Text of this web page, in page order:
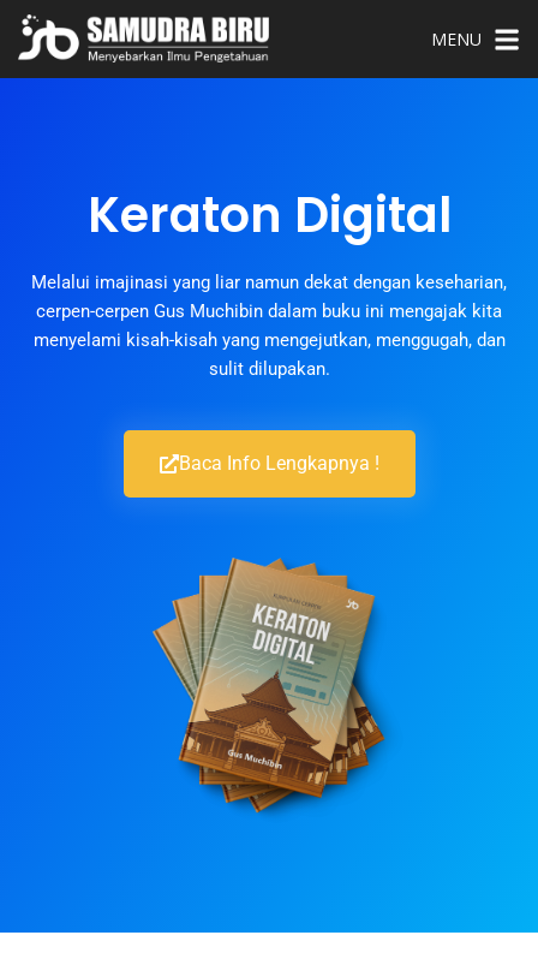
MENU
Keraton Digital
Melalui imajinasi yang liar namun dekat dengan keseharian,
cerpen-cerpen Gus Muchibin dalam buku ini mengajak kita
menyelami kisah-kisah yang mengejutkan, menggugah, dan
sulit dilupakan.
Baca Info Lengkapnya !